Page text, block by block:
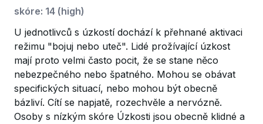
skóre: 14 (high)
U jednotlivců s úzkostí dochází k přehnané aktivaci
režimu "bojuj nebo uteč". Lidé prožívající úzkost
mají proto velmi často pocit, že se stane něco
nebezpečného nebo špatného. Mohou se obávat
specifických situací, nebo mohou být obecně
bázliví. Cítí se napjatě, rozechvěle a nervózně.
Osoby s nízkým skóre Úzkosti jsou obecně klidné a